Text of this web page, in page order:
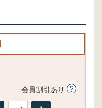
会員割引あり